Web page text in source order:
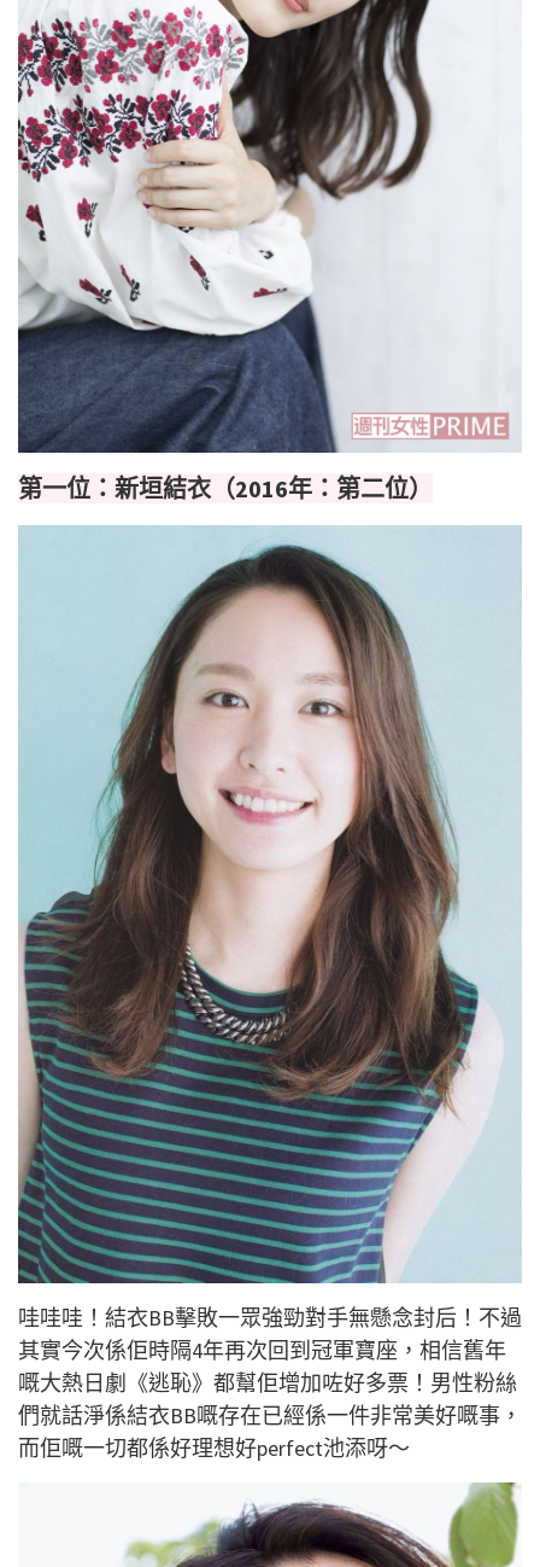
第一位：新垣結衣（2016年：第二位）
哇哇哇！結衣BB擊敗一眾強勁對手無懸念封后！不過
其實今次係佢時隔4年再次回到冠軍寶座，相信舊年
嘅大熱日劇《逃恥》都幫佢增加咗好多票！男性粉絲
們就話淨係結衣BB嘅存在已經係一件非常美好嘅事，
而佢嘅一切都係好理想好perfect池添呀～